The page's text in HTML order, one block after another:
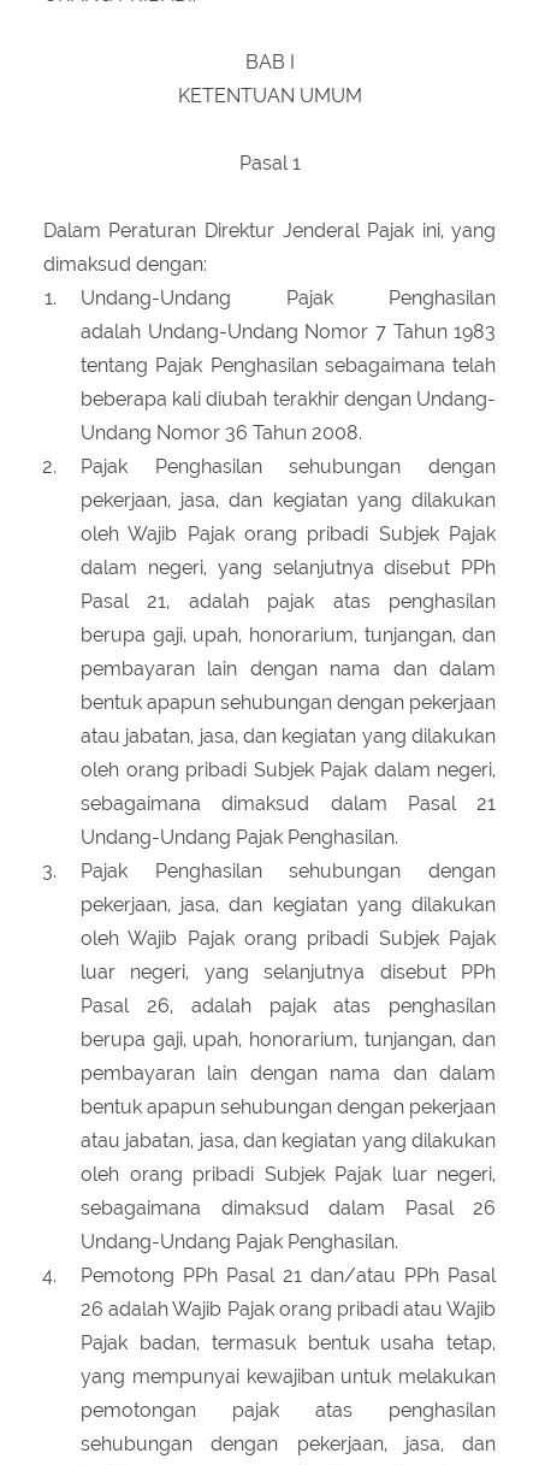
BAB I
KETENTUAN UMUM
Pasal 1
Dalam Peraturan Direktur Jenderal Pajak ini, yang
dimaksud dengan:
Undang-Undang Pajak Penghasilan
adalah Undang-Undang Nomor 7 Tahun 1983
tentang Pajak Penghasilan sebagaimana telah
beberapa kali diubah terakhir dengan Undang-
Undang Nomor 36 Tahun 2008.
Pajak Penghasilan sehubungan dengan
pekerjaan, jasa, dan kegiatan yang dilakukan
oleh Wajib Pajak orang pribadi Subjek Pajak
dalam negeri, yang selanjutnya disebut PPh
Pasal 21, adalah pajak atas penghasilan
berupa gaji, upah, honorarium, tunjangan, dan
pembayaran lain dengan nama dan dalam
bentuk apapun sehubungan dengan pekerjaan
atau jabatan, jasa, dan kegiatan yang dilakukan
oleh orang pribadi Subjek Pajak dalam negeri,
sebagaimana dimaksud dalam Pasal 21
Undang-Undang Pajak Penghasilan.
Pajak Penghasilan sehubungan dengan
pekerjaan, jasa, dan kegiatan yang dilakukan
oleh Wajib Pajak orang pribadi Subjek Pajak
luar negeri, yang selanjutnya disebut PPh
Pasal 26, adalah pajak atas penghasilan
berupa gaji, upah, honorarium, tunjangan, dan
pembayaran lain dengan nama dan dalam
bentuk apapun sehubungan dengan pekerjaan
atau jabatan, jasa, dan kegiatan yang dilakukan
oleh orang pribadi Subjek Pajak luar negeri,
sebagaimana dimaksud dalam Pasal 26
Undang-Undang Pajak Penghasilan.
Pemotong PPh Pasal 21 dan/atau PPh Pasal
26 adalah Wajib Pajak orang pribadi atau Wajib
Pajak badan, termasuk bentuk usaha tetap,
yang mempunyai kewajiban untuk melakukan
pemotongan pajak atas penghasilan
sehubungan dengan pekerjaan, jasa, dan